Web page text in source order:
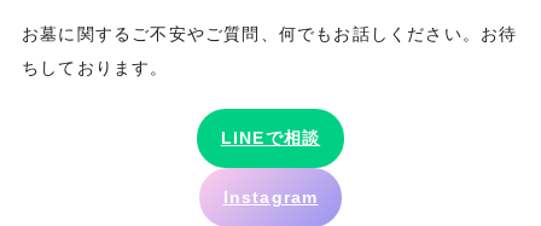
お墓に関するご不安やご質問、何でもお話しください。お待
ちしております。
LINEで相談
Instagram